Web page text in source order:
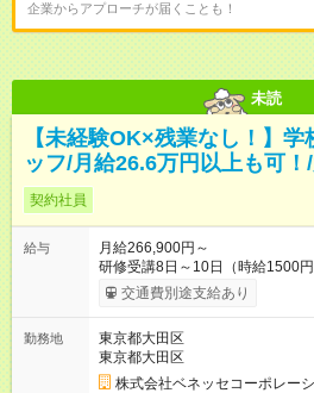
企業からアプローチが届くことも！
未読
【未経験OK×残業なし！】
ッフ/月給26.6万円以上も可
契約社員
給与
月給266,900円～
研修受講8日～10日（時給1500円） 【試用期間】試用期間
試用期間の長さ：6ヶ月 雇用形
交通費別途支給あり
勤務地
東京都大田区
東京都大田区
株式会社ベネッセコーポレー